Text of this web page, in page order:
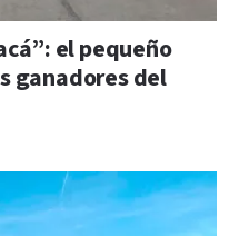
el pequeño
ganadores del